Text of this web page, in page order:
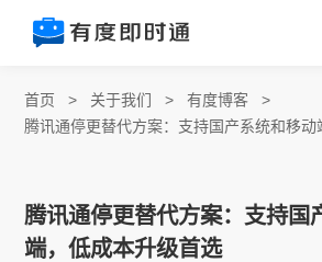
首页 > 关于我们 >有度博客 >
腾讯通停更替代方案：支持国产系统和移
腾讯通停更替代方案：支持国
端，低成本升级首选